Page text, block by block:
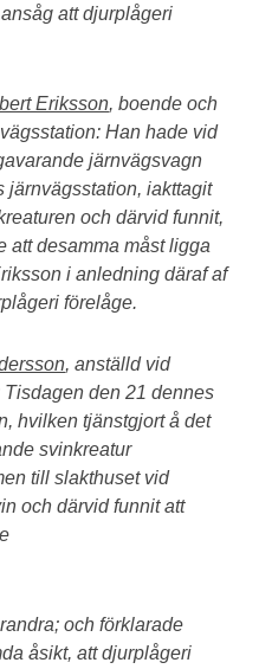
att djurplågeri
Eriksson, boende och
Han hade vid
järnvägsvagn
järnvägsstation, iakttagit
och därvid funnit,
att desamma måst ligga
i anledning däraf af
förelåge.
, anställd vid
den 21 dennes
hvilken tjänstgjort å det
svinkreatur
till slakthuset vid
och därvid funnit att
och förklarade
åsikt, att djurplågeri